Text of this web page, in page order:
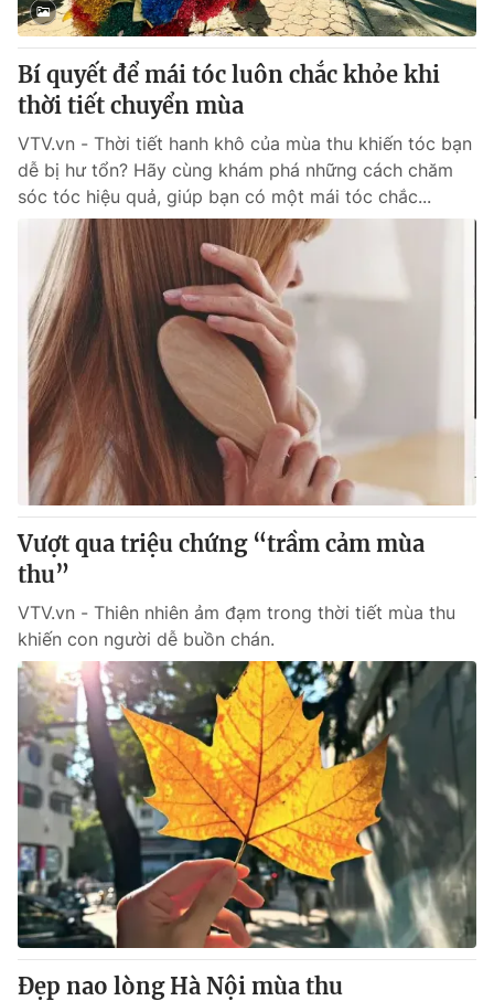
Bí quyết để mái tóc luôn chắc khỏe khi
thời tiết chuyển mùa
VTV.vn - Thời tiết hanh khô của mùa thu khiến tóc bạn
dễ bị hư tổn? Hãy cùng khám phá những cách chăm
sóc tóc hiệu quả, giúp bạn có một mái tóc chắc...
Vượt qua triệu chứng “trầm cảm mùa
thu”
VTV.vn - Thiên nhiên ảm đạm trong thời tiết mùa thu
khiến con người dễ buồn chán.
Đẹp nao lòng Hà Nội mùa thu